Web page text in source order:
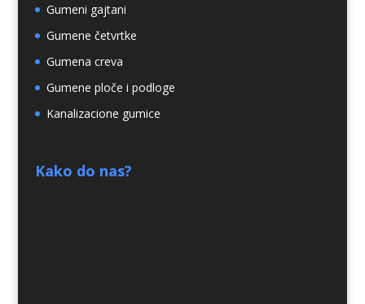
Gumeni gajtani
Gumene četvrtke
Gumena creva
Gumene ploče i podloge
Kanalizacione gumice
Kako do nas?